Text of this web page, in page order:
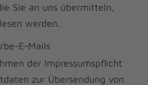
Sie an uns übermitteln,
werden.
E-Mails
der Impressumspflicht
zur Übersendung von